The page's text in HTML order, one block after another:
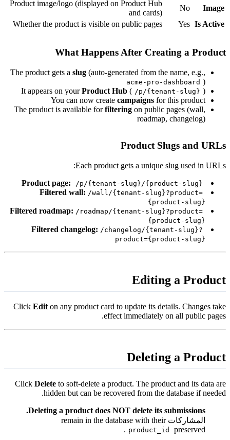
Image
No
Product image/logo (displayed on Product Hub
and cards)
Is Active
Yes
Whether the product is visible on public pages
What Happens After Creating a
The product gets aslug(auto-generated from the name, e.g.,
acme-pro-dashboard
It appears on yourProduct Hub ( /p/{tenant-slug}
)
You can now createcampaignsfor this product
The product is available forfilteringon public pages (wall,
roadmap, changelog)
Product Slugs and
Each product gets a unique slug used in
Product page:
/p/{tenant-slug}/{product-slug}
Filtered wall: /wall/{tenant-slug}?product=
{product-slug}
Filtered roadmap: /roadmap/{tenant-slug}?product=
{product-slug}
Filtered changelog: /changelog/{tenant-slug}?
product={product-slug}
Editing a
ClickEditon any product card to update its details. Changes
effect immediately on all public
Deleting a
ClickDeleteto soft-delete a product. The product and its data
hidden but can be recovered from the database if
Deleting a product does NOT delete its submissions.
المشاركات remain in the database with their
product_id preserved.